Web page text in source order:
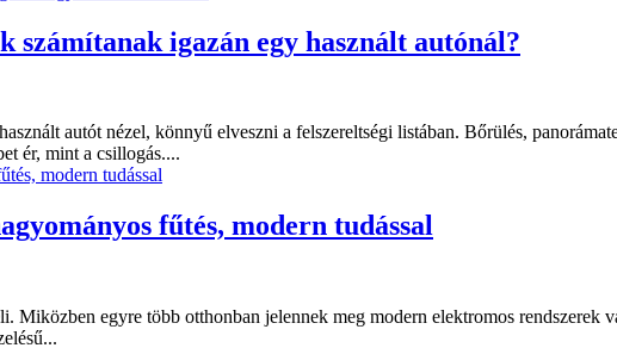
számítanak igazán egy használt autónál?
autót nézel, könnyű elveszni a felszereltségi listában. Bőrülés,
ér, mint a csillogás....
fűtés, modern tudással
Miközben egyre több otthonban jelennek meg modern elektromos rendszerek